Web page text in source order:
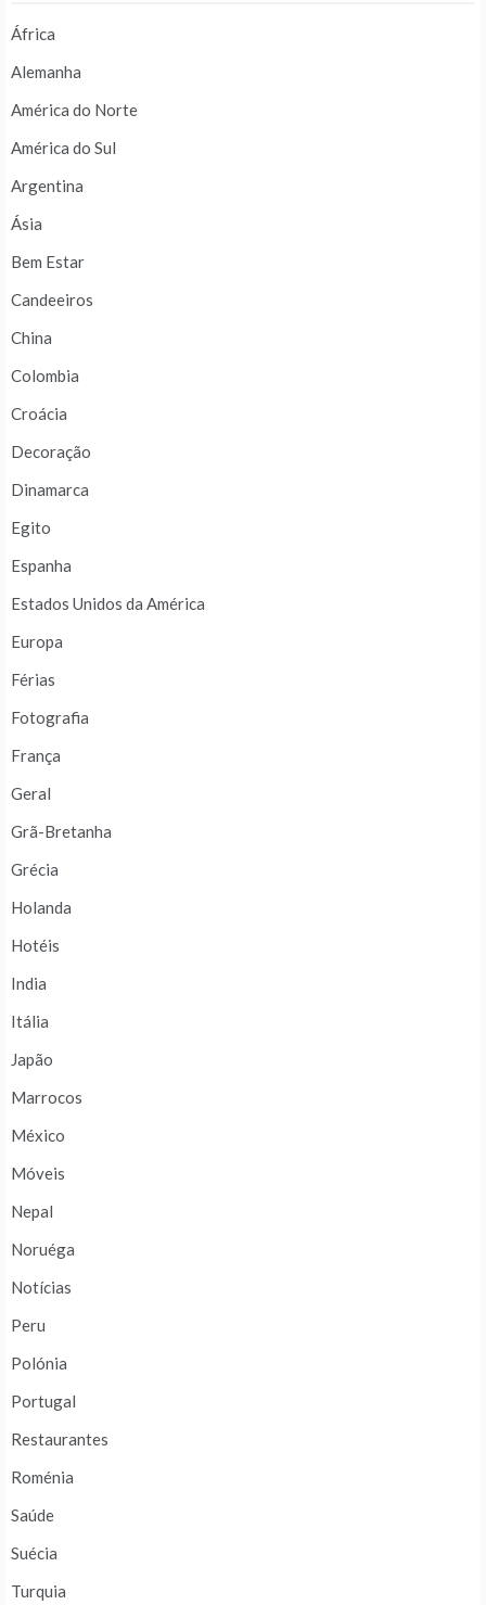
África
Alemanha
América do Norte
América do Sul
Argentina
Ásia
Bem Estar
Candeeiros
China
Colombia
Croácia
Decoração
Dinamarca
Egito
Espanha
Estados Unidos da América
Europa
Férias
Fotografia
França
Geral
Grã-Bretanha
Grécia
Holanda
Hotéis
India
Itália
Japão
Marrocos
México
Móveis
Nepal
Noruéga
Notícias
Peru
Polónia
Portugal
Restaurantes
Roménia
Saúde
Suécia
Turquia